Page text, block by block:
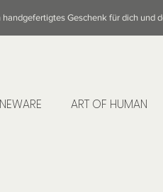
handgefertigtes Geschenk für dich und
ART OF HUMAN